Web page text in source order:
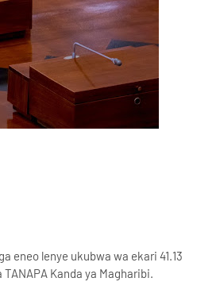
eneo lenye ukubwa wa ekari 41.13
Kanda ya Magharibi.